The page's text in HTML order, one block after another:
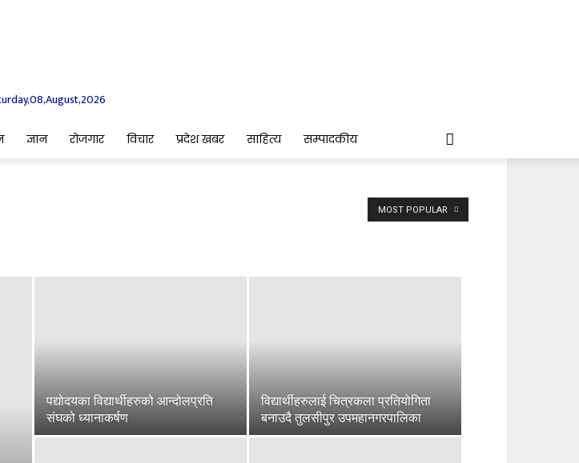
Indrenionline.com
ज्ञान रोजगार विचार प्रदेश खबर साहित्य सम्पादकीय
MOST POPULAR
पद्योदयका विद्यार्थीहरुको आन्दोलप्रति
संघको ध्यानाकर्षण
विद्यार्थीहरुलाई चित्रकला प्रतियोगिता
बनाउदै तुलसीपुर उपमहानगरपालिका